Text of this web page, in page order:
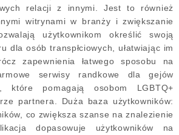
relacji z innymi. Jest to również
witrynami w branży i zwiększanie
użytkownikom określić swoją
dla osób transpłciowych, ułatwiając im
zapewnienia łatwego sposobu na
serwisy randkowe dla gejów
które pomagają osobom LGBTQ+
partnera. Duża baza użytkowników:
co zwiększa szanse na znalezienie
dopasowuje użytkowników na